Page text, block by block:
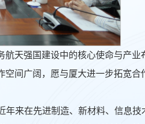
航天强国建设中的核心使命与产业
间广阔，愿与厦大进一步拓宽合
年来在先进制造、新材料、信息技